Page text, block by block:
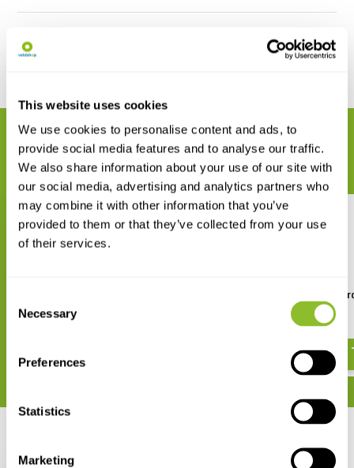
This website uses cookies
We use cookies to personalise content and ads, to
provide social media features and to analyse our traffic.
We also share information about your use of our site with
our social media, advertising and analytics partners who
may combine it with other information that you’ve
provided to them or that they’ve collected from your use
of their services.
Selection
Necessary
Preferences
Statistics
Marketing
VERWANDTE PRODUKTE
Vervollständigen Sie Ihre Bestellung
A Field Guide to the
Singapore
€ 28,50